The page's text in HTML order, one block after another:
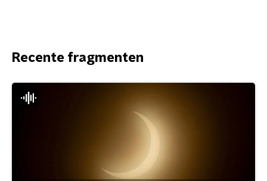
Recente fragmenten